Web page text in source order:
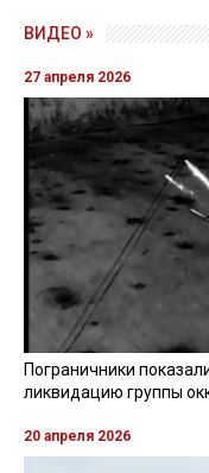
ВИДЕО »
27 апреля 2026
Пограничники
ликвидацию группы
20 апреля 2026